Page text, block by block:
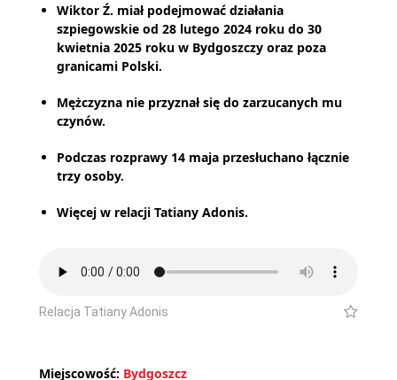
Wiktor Ź. miał podejmować działania
szpiegowskie od 28 lutego 2024 roku do 30
kwietnia 2025 roku w Bydgoszczy oraz poza
granicami Polski.
Mężczyzna nie przyznał się do zarzucanych mu
czynów.
Podczas rozprawy 14 maja przesłuchano łącznie
trzy osoby.
Więcej w relacji Tatiany Adonis.
Relacja Tatiany Adonis
Miejscowość: Bydgoszcz